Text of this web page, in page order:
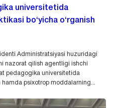
universitetida
bo‘yicha o‘rganish
Administratsiyasi huzuridagi
nazorat qilish agentligi ishchi
pedagogika universitetida
psixotrop moddalarning...